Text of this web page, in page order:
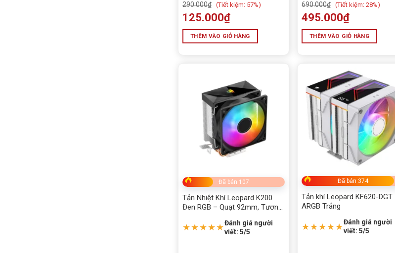
290.000₫ (Tiết kiệm: 57%)
125.000₫
THÊM VÀO GIỎ HÀNG
690.000₫ (Tiết kiệm: 28%)
495.000₫
THÊM VÀO GIỎ HÀNG
Đã bán 107
Tản Nhiệt Khí Leopard K200
Đen RGB – Quạt 92mm, Tương
AM4/AM5
★★★★★Đánh giá người
viết: 5/5
Đã bán 374
Tản khí Leopard KF620-DGT
ARGB Trắng
★★★★★Đánh giá người
viết: 5/5